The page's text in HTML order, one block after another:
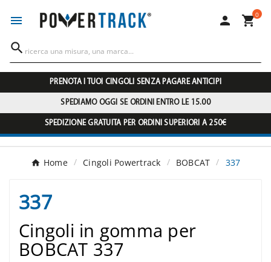
  0

PRENOTA I TUOI CINGOLI SENZA PAGARE ANTICIPI
SPEDIAMO OGGI SE ORDINI ENTRO LE 15.00
SPEDIZIONE GRATUITA PER ORDINI SUPERIORI A 250€
Home Cingoli Powertrack BOBCAT 337
337
Cingoli in gomma per
BOBCAT 337